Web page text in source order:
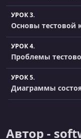
УРОК 3.
Основы тестовой
УРОК 4.
Проблемы
УРОК 5.
Диаграммы
Автор -